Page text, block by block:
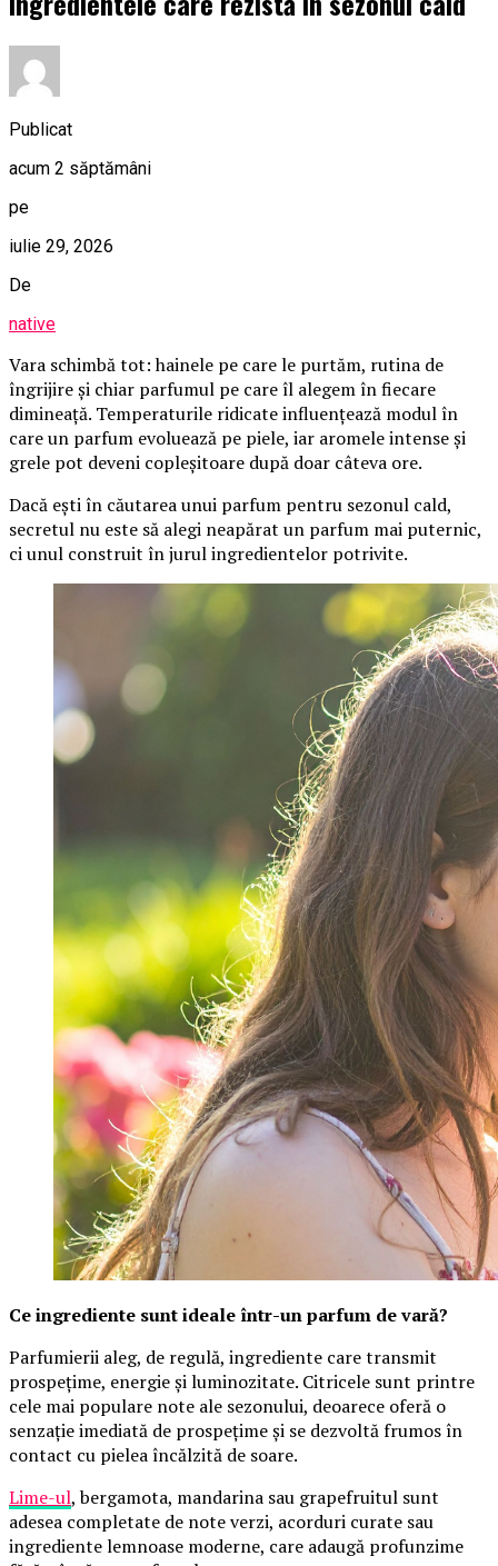
Publicat
acum 2 săptămâni
pe
iulie 29, 2026
De
native
Vara schimbă tot: hainele pe care le purtăm, rutina de
îngrijire și chiar parfumul pe care îl alegem în fiecare
dimineață. Temperaturile ridicate influențează modul în
care un parfum evoluează pe piele, iar aromele intense și
grele pot deveni copleșitoare după doar câteva ore.
Dacă ești în căutarea unui parfum pentru sezonul cald,
secretul nu este să alegi neapărat un parfum mai puternic,
ci unul construit în jurul ingredientelor potrivite.
Ce ingrediente sunt ideale într-un parfum de vară?
Parfumierii aleg, de regulă, ingrediente care transmit
prospețime, energie și luminozitate. Citricele sunt printre
cele mai populare note ale sezonului, deoarece oferă o
senzație imediată de prospețime și se dezvoltă frumos în
contact cu pielea încălzită de soare.
Lime-ul, bergamota, mandarina sau grapefruitul sunt
adesea completate de note verzi, acorduri curate sau
ingrediente lemnoase moderne, care adaugă profunzime